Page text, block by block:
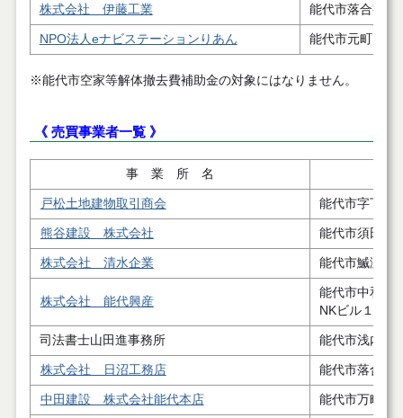
株式会社 伊藤工業 能代市落合字下
NPO法人eナビステーションりあん 能代市元町８番
※能代市空家等解体撤去費補助金の対象にはなりません。
《 売買事業者一覧 》
事 業 所 名
戸松土地建物取引商会 能代市字下野
熊谷建設 株式会社 能代市須田字
株式会社 清水企業 能代市鰄渕字
株式会社 能代興産
能代市中和
NKビル１階
司法書士山田進事務所 能代市浅内字
株式会社 日沼工務店 能代市落合字
中田建設 株式会社能代本店 能代市万町４